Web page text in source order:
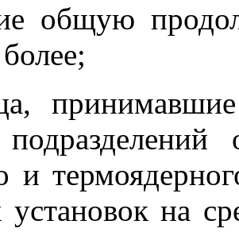
общую
принимавшие
и
установок на